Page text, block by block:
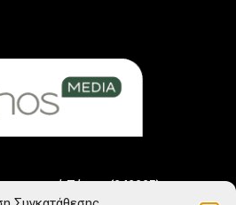
Τύπου (242225)